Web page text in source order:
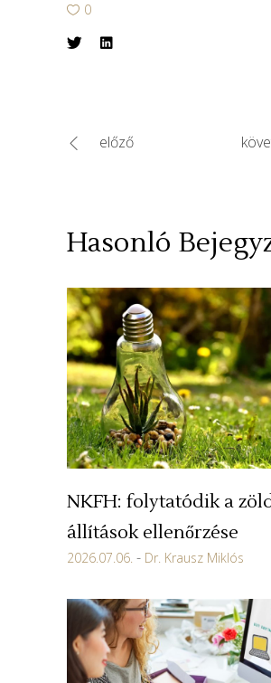
0
előző
Hasonló
NKFH: folytatódik a
állítások ellenőrzése
2026.07.06. Dr. Krausz Miklós